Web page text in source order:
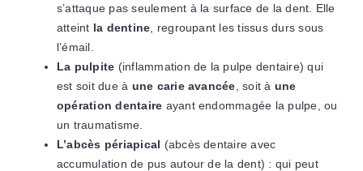
s’attaque pas seulement à la surface de la dent. Elle
atteint la dentine , regroupant les tissus durs sous
l’émail.
La pulpite (inflammation de la pulpe dentaire) qui
est soit due à une carie avancée , soit à une
opération dentaire ayant endommagée la pulpe, ou
un traumatisme.
L’abcès périapical (abcès dentaire avec
accumulation de pus autour de la dent) : qui peut